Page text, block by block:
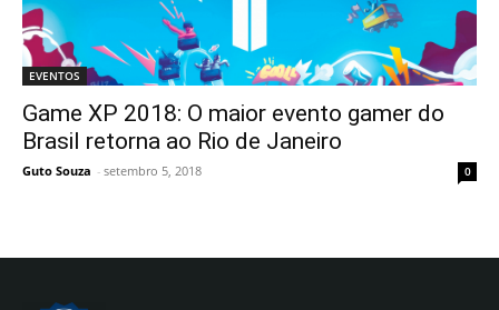
EVENTOS
Game XP 2018: O maior evento gamer do
Brasil retorna ao Rio de Janeiro
Guto Souza - setembro 5, 2018 0